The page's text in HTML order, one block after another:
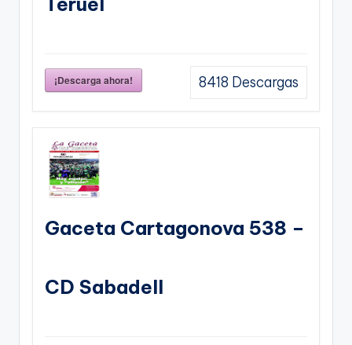
¡Descarga ahora! 8418 Descargas
Gaceta Cartagonova 538 –
CD Sabadell